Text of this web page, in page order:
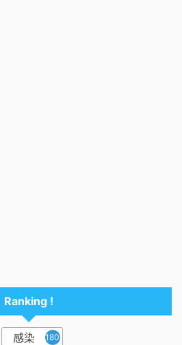
Ranking !
感染 1809